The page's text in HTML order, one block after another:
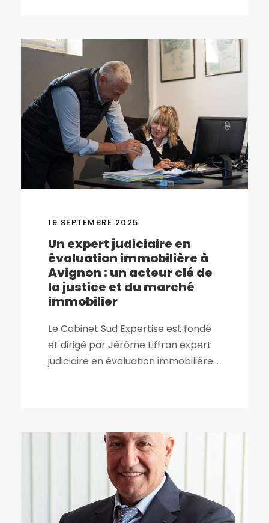
19 SEPTEMBRE 2025
Un expert judiciaire en
évaluation immobilière à
Avignon : un acteur clé de
la justice et du marché
immobilier
Le Cabinet Sud Expertise est fondé
et dirigé par Jérôme Liffran expert
judiciaire en évaluation immobilière...